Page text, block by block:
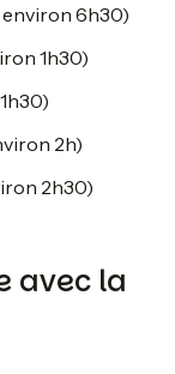
environ 6h30)
1h30)
2h)
2h30)
avec la